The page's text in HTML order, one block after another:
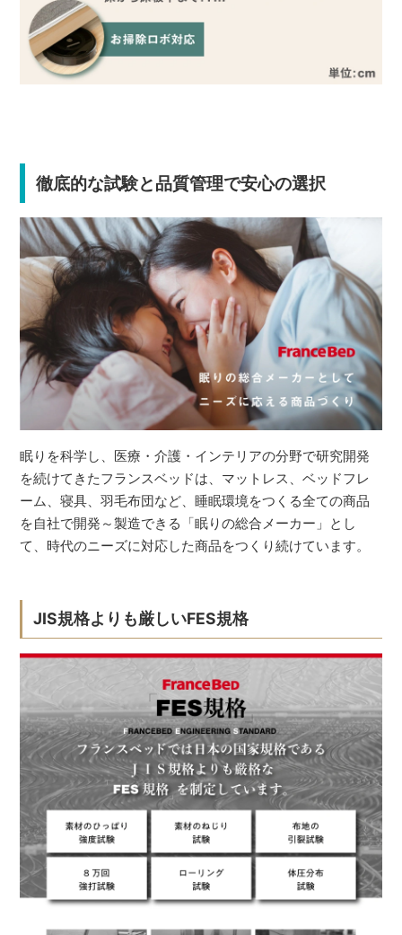
徹底的な試験と品質管理で安心の選択
眠りを科学し、医療・介護・インテリアの分野で研究開発
を続けてきたフランスベッドは、マットレス、ベッドフレ
ーム、寝具、羽毛布団など、睡眠環境をつくる全ての商品
を自社で開発～製造できる「眠りの総合メーカー」とし
て、時代のニーズに対応した商品をつくり続けています。
JIS規格よりも厳しいFES規格